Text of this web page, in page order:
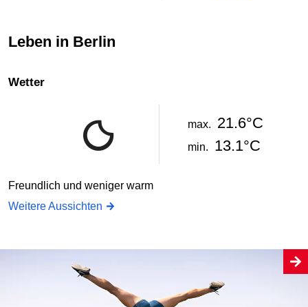
Leben in Berlin
Wetter
max. 21.6°C
min. 13.1°C
Freundlich und weniger warm
Weitere Aussichten